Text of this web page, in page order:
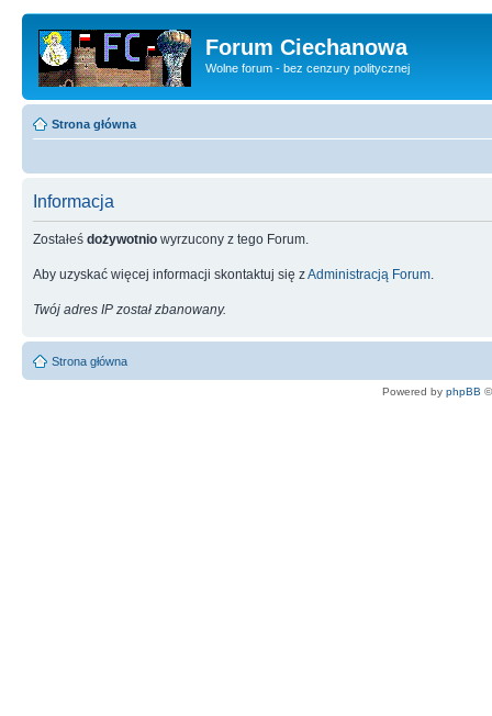
Forum Ciechanowa
Wolne forum - bez cenzury politycznej
Strona główna
Informacja
Zostałeś dożywotnio wyrzucony z tego Forum.
Aby uzyskać więcej informacji skontaktuj się zAdministracją Forum
Twój adres IP został zbanowany.
Strona główna
Powered by phpBB